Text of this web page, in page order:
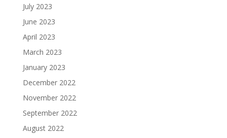
July 2023
June 2023
April 2023
March 2023
January 2023
December 2022
November 2022
September 2022
August 2022